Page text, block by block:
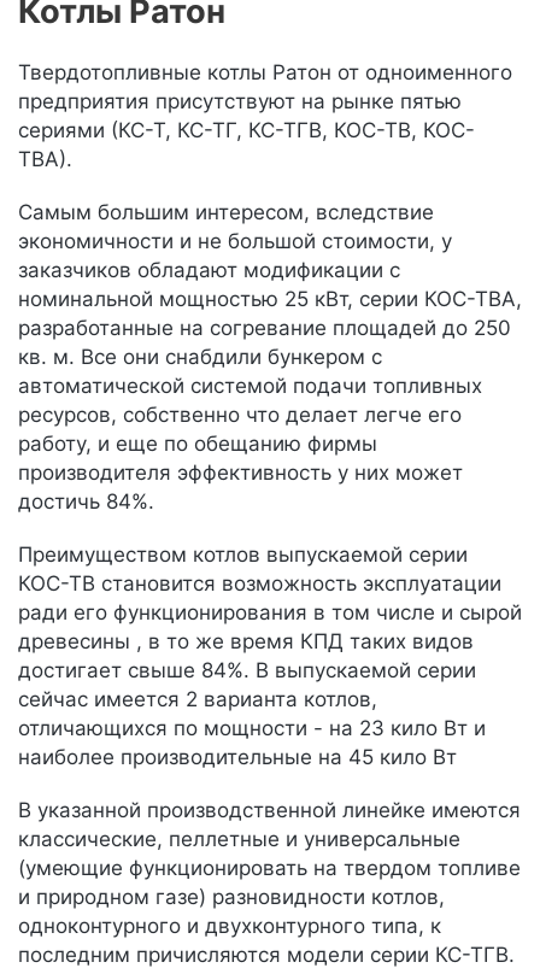
Котлы Ратон
Твердотопливные котлы Ратон от одноименного
предприятия присутствуют на рынке пятью
сериями (КС-Т, КС-ТГ, КС-ТГВ, КОС-ТВ, КОС-
ТВА).
Самым большим интересом, вследствие
экономичности и не большой стоимости, у
заказчиков обладают модификации с
номинальной мощностью 25 кВт, серии КОС-ТВА,
разработанные на согревание площадей до 250
кв. м. Все они снабдили бункером с
автоматической системой подачи топливных
ресурсов, собственно что делает легче его
работу, и еще по обещанию фирмы
производителя эффективность у них может
достичь 84%.
Преимуществом котлов выпускаемой серии
КОС-ТВ становится возможность эксплуатации
ради его функционирования в том числе и сырой
древесины , в то же время КПД таких видов
достигает свыше 84%. В выпускаемой серии
сейчас имеется 2 варианта котлов,
отличающихся по мощности - на 23 кило Вт и
наиболее производительные на 45 кило Вт
В указанной производственной линейке имеются
классические, пеллетные и универсальные
(умеющие функционировать на твердом топливе
и природном газе) разновидности котлов,
одноконтурного и двухконтурного типа, к
последним причисляются модели серии КС-ТГВ.